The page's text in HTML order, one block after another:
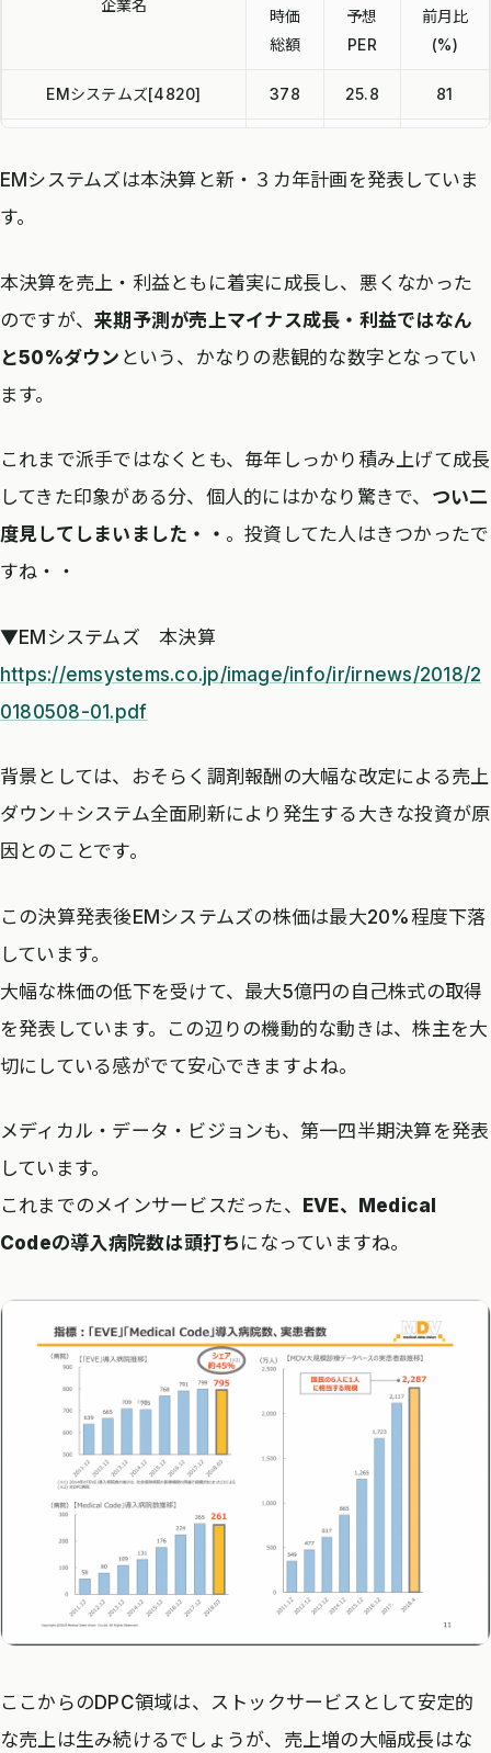
企業名
時価
総額
予想
PER
前月比
(%)
EMシステムズ[4820] 378 25.8 81
ン[3902]
アトラ[6029] 69 23
Ubicom HD[3937] 115 41.1 113
データホライゾン[3628] 82 45 95
EMシステムズは本決算と新・３カ年計画を発表していま
す。
本決算を売上・利益ともに着実に成長し、悪くなかった
のですが、来期予測が売上マイナス成長・利益ではなん
と50%ダウン という、かなりの悲観的な数字となってい
ます。
これまで派手ではなくとも、毎年しっかり積み上げて成長
してきた印象がある分、個人的にはかなり驚きで、 つい二
度見してしまいました・・ 。投資してた人はきつかったで
すね・・
▼EMシステムズ 本決算
https://emsystems.co.jp/image/info/ir/irnews/2018/2
0180508-01.pdf
背景としては、おそらく調剤報酬の大幅な改定による売上
ダウン＋システム全面刷新により発生する大きな投資が原
因とのことです。
この決算発表後EMシステムズの株価は最大20%程度下落
しています。
大幅な株価の低下を受けて、最大5億円の自己株式の取得
を発表しています。この辺りの機動的な動きは、株主を大
切にしている感がでて安心できますよね。
メディカル・データ・ビジョンも、第一四半期決算を発表
しています。
これまでのメインサービスだった、
EVE、Medical
Codeの導入病院数は頭打ち になっていますね。
ここからのDPC領域は、ストックサービスとして安定的
な売上は生み続けるでしょうが、売上増の大幅成長はな